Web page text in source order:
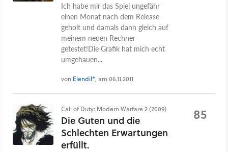
Ich habe mir das Spiel ungefähr
einen Monat nach dem Release
geholt und damals dann gleich auf
meinem neuen Rechner
getestet!Die Grafik hat mich echt
umgehauen...
von Elendil*, am 06.11.2011
Call of Duty: Modern Warfare 2 (2009)
Die Guten und die
Schlechten Erwartungen
erfüllt.
85